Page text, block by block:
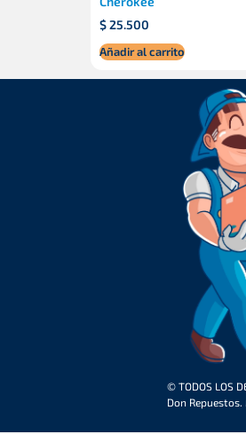
$25.500
Añadir al carrito
© TODOS LOS
Don